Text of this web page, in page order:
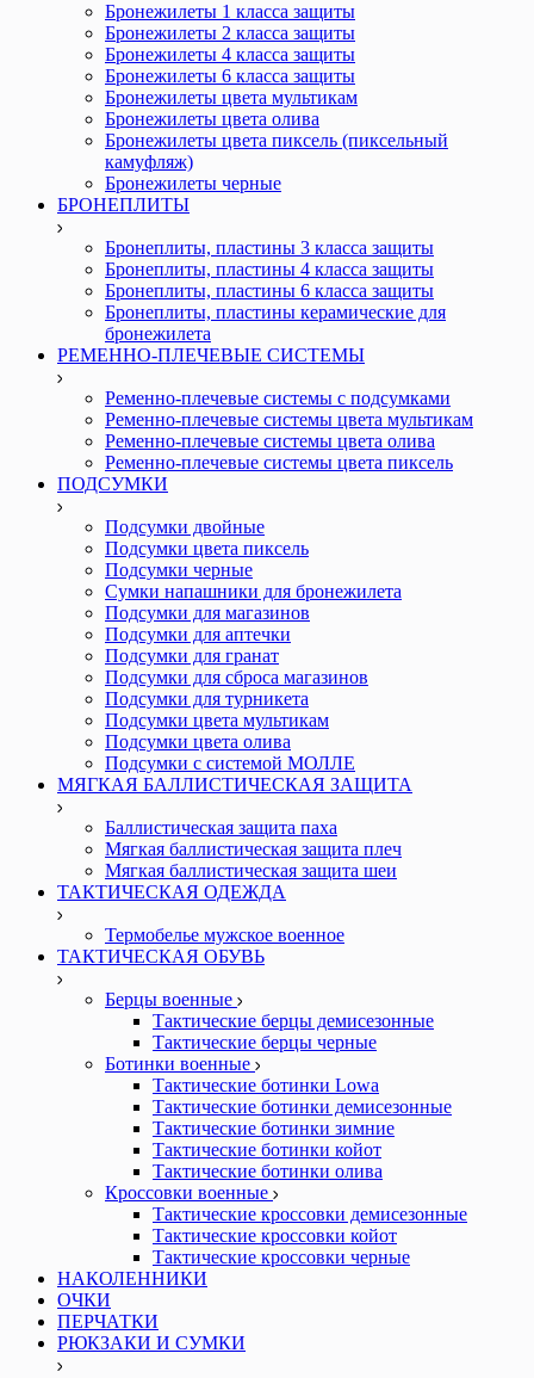
Бронежилеты 1 класса защиты
Бронежилеты 2 класса защиты
Бронежилеты 4 класса защиты
Бронежилеты 6 класса защиты
Бронежилеты цвета мультикам
Бронежилеты цвета олива
Бронежилеты цвета пиксель (пиксельный
камуфляж)
Бронежилеты черные
БРОНЕПЛИТЫ
Бронеплиты, пластины 3 класса защиты
Бронеплиты, пластины 4 класса защиты
Бронеплиты, пластины 6 класса защиты
Бронеплиты, пластины керамические для
бронежилета
РЕМЕННО-ПЛЕЧЕВЫЕ СИСТЕМЫ
Ременно-плечевые системы с подсумками
Ременно-плечевые системы цвета мультикам
Ременно-плечевые системы цвета олива
Ременно-плечевые системы цвета пиксель
ПОДСУМКИ
Подсумки двойные
Подсумки цвета пиксель
Подсумки черные
Сумки напашники для бронежилета
Подсумки для магазинов
Подсумки для аптечки
Подсумки для гранат
Подсумки для сброса магазинов
Подсумки для турникета
Подсумки цвета мультикам
Подсумки цвета олива
Подсумки с системой МОЛЛЕ
МЯГКАЯ БАЛЛИСТИЧЕСКАЯ ЗАЩИТА
Баллистическая защита паха
Мягкая баллистическая защита плеч
Мягкая баллистическая защита шеи
ТАКТИЧЕСКАЯ ОДЕЖДА
Термобелье мужское военное
ТАКТИЧЕСКАЯ ОБУВЬ
Берцы военные
Тактические берцы демисезонные
Тактические берцы черные
Ботинки военные
Тактические ботинки Lowa
Тактические ботинки демисезонные
Тактические ботинки зимние
Тактические ботинки койот
Тактические ботинки олива
Кроссовки военные
Тактические кроссовки демисезонные
Тактические кроссовки койот
Тактические кроссовки черные
НАКОЛЕННИКИ
ОЧКИ
ПЕРЧАТКИ
РЮКЗАКИ И СУМКИ